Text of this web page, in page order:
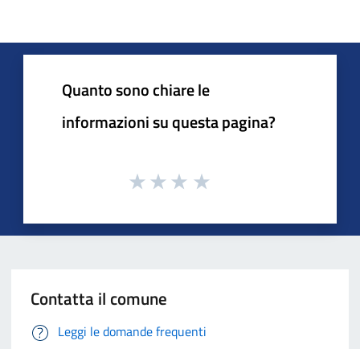
Quanto sono chiare le
informazioni su questa pagina?
Contatta il comune
Leggi le domande frequenti